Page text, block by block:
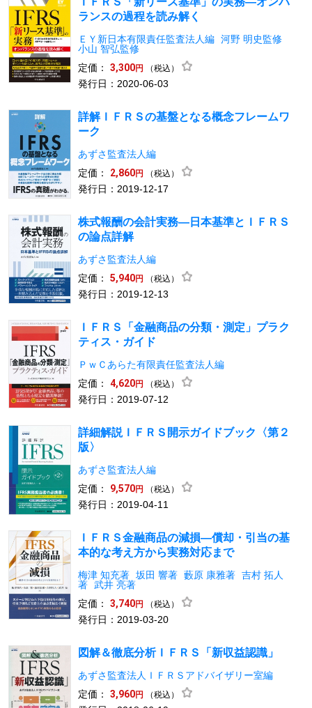
ランスの過程を読み解く
ＥＹ新日本有限責任監査法人編 河野 明史監修
小山 智弘監修
定価：
3,300円 （税込）
発行日：2020-06-03
詳解ＩＦＲＳの基盤となる概念フレームワ
ーク
あずさ監査法人編
定価：
2,860円 （税込）
発行日：2019-12-17
株式報酬の会計実務―日本基準とＩＦＲＳ
の論点詳解
あずさ監査法人編
定価：
5,940円 （税込）
発行日：2019-12-13
ＩＦＲＳ「金融商品の分類・測定」プラク
ティス・ガイド
ＰｗＣあらた有限責任監査法人編
定価：
4,620円 （税込）
発行日：2019-07-12
詳細解説ＩＦＲＳ開示ガイドブック〈第２
版〉
あずさ監査法人編
定価：
9,570円 （税込）
発行日：2019-04-11
ＩＦＲＳ金融商品の減損―償却・引当の基
本的な考え方から実務対応まで
梅津 知充著 坂田 響著 藪原 康雅著 吉村 拓人
著 武井 亮著
定価：
3,740円 （税込）
発行日：2019-03-20
図解＆徹底分析ＩＦＲＳ「新収益認識」
あずさ監査法人ＩＦＲＳアドバイザリー室編
定価：
3,960円 （税込）